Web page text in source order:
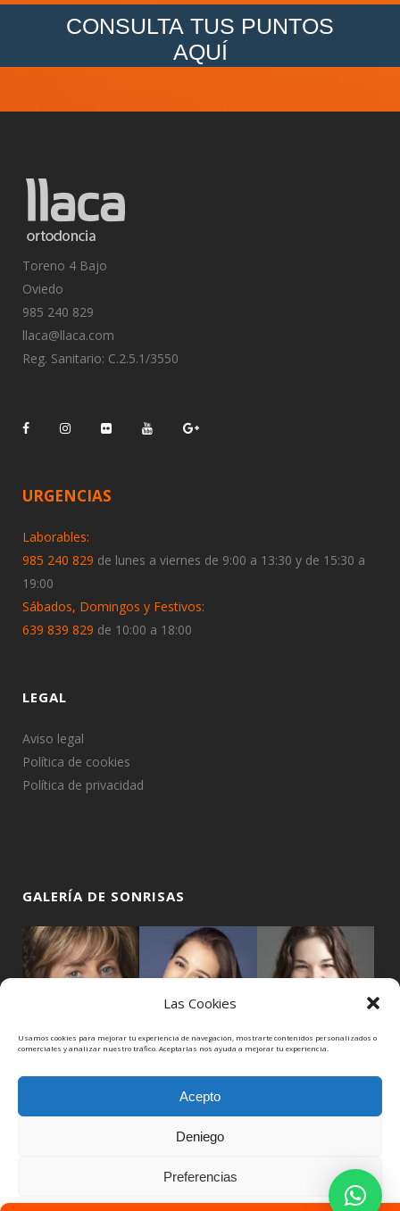
Las Cookies
Usamos cookies para mejorar tu experiencia de navegación, mostrarte contenidos personalizados o
comerciales y analizar nuestro tráfico. Aceptarlas nos ayuda a mejorar tu experiencia.
Acepto
Deniego
Preferencias
CONSULTA TUS PUNTOS
AQUÍ
Toreno 4 Bajo
Oviedo
985 240 829
llaca@llaca.com
Reg. Sanitario: C.2.5.1/3550
URGENCIAS
Laborables:
985 240 829 de lunes a viernes de 9:00 a 13:30 y de 15:30 a
19:00
Sábados, Domingos y Festivos:
639 839 829 de 10:00 a 18:00
LEGAL
Aviso legal
Política de cookies
Política de privacidad
GALERÍA DE SONRISAS